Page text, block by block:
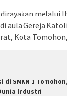
melalui
aula Gereja
Kota
SMKN 1
Industri